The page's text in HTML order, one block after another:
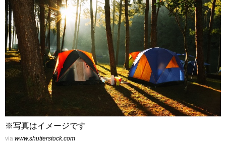
※写真はイメージです
via www.shutterstock.com